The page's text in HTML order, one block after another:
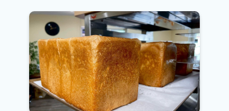
そんな想いで、一つひとつのパンを丁寧に作り続けています。
あなたも一緒に、この場所をつくりませんか？